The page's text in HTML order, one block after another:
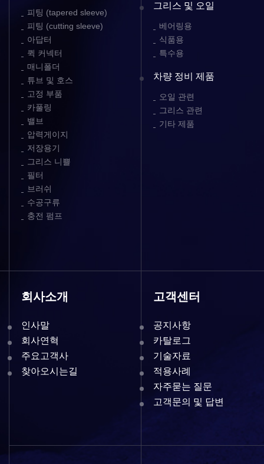
피팅 (tapered sleeve)
피팅 (cutting sleeve)
아답터
퀵 커넥터
매니폴더
튜브 및 호스
고정 부품
카풀링
밸브
압력게이지
저장용기
그리스 니쁠
필터
브러쉬
수공구류
충전 펌프
그리스 및 오일
베어링용
식품용
특수용
차량 정비 제품
오일 관련
그리스 관련
기타 제품
회사소개
인사말
회사연혁
주요고객사
찾아오시는길
고객센터
공지사항
카탈로그
기술자료
적용사례
자주묻는 질문
고객문의 및 답변